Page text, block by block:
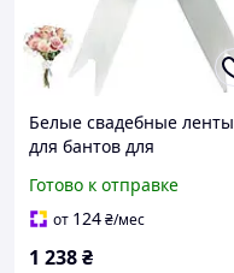
Белые свадебные ленты
для бантов для
торжеств 100 шт.
Готово к отправке
от 124₴/мес
1 238₴